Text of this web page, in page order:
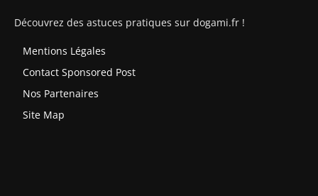
Découvrez des astuces pratiques sur dogami.fr !
Mentions Légales
Contact Sponsored Post
Nos Partenaires
Site Map